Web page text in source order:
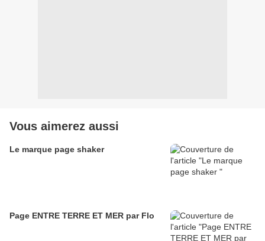
Vous aimerez aussi
Le marque page shaker
Page ENTRE TERRE ET MER par Flo